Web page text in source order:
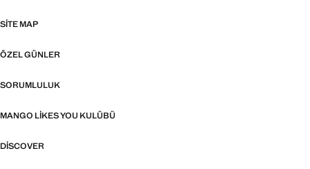
SITE MAP
ÖZEL GÜNLER
SORUMLULUK
MANGO LIKES YOU KULÜBÜ
DISCOVER